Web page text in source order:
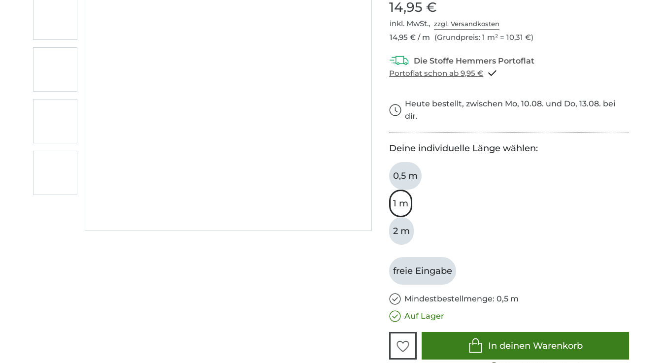
14,95 €
inkl. MwSt.,zzgl. Versandkosten
14,95 € / m (Grundpreis: 1 m² = 10,31 €)
Portoflat schon ab 9,95 €
Heute bestellt, zwischen Mo, 10.08. und Do, 13.08. bei
dir.
Deine individuelle Länge wählen:
0,5 m
1 m
2 m
freie Eingabe
Mindestbestellmenge: 0,5 m
Auf Lager
In deinen Warenkorb